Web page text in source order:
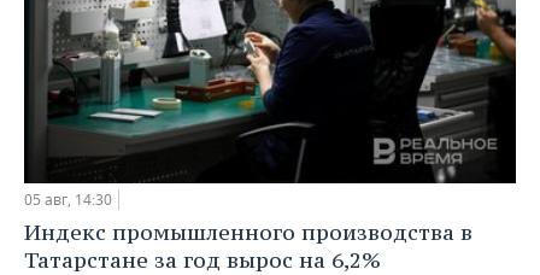
05 авг, 14:30
Индекс промышленного производства в
Татарстане за год вырос на 6,2%